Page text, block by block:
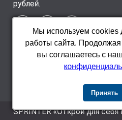
Мы используем cookies
работы сайта. Продолжая
вы соглашаетесь с
Принять
рублей.
SPRINTER «Открой для себя